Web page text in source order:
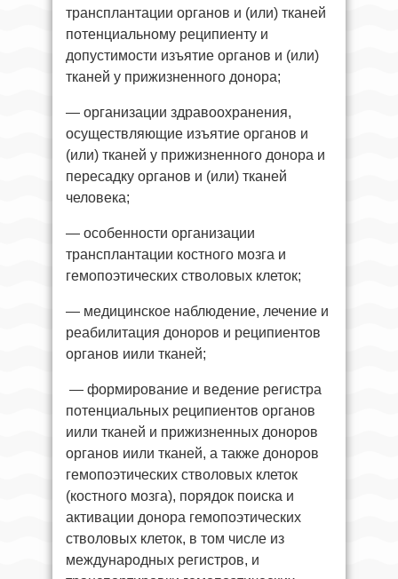
трансплантации органов и (или) тканей
потенциальному реципиенту и
допустимости изъятие органов и (или)
тканей у прижизненного донора;
— организации здравоохранения,
осуществляющие изъятие органов и
(или) тканей у прижизненного донора и
пересадку органов и (или) тканей
человека;
— особенности организации
трансплантации костного мозга и
гемопоэтических стволовых клеток;
— медицинское наблюдение, лечение и
реабилитация доноров и реципиентов
органов иили тканей;
— формирование и ведение регистра
потенциальных реципиентов органов
иили тканей и прижизненных доноров
органов иили тканей, а также доноров
гемопоэтических стволовых клеток
(костного мозга), порядок поиска и
активации донора гемопоэтических
стволовых клеток, в том числе из
международных регистров, и